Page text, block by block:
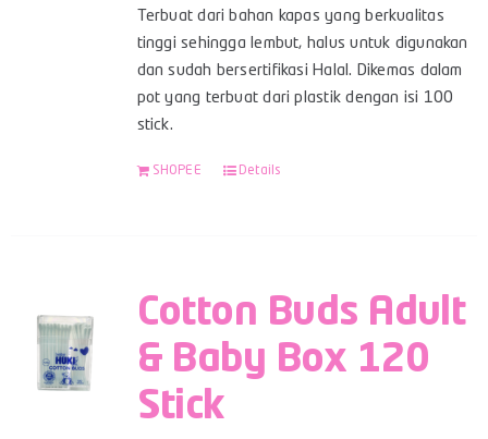
Terbuat dari bahan kapas yang berkualitas
tinggi sehingga lembut, halus untuk digunakan
dan sudah bersertifikasi Halal. Dikemas dalam
pot yang terbuat dari plastik dengan isi 100
stick.
SHOPEE Details
Cotton Buds Adult
& Baby Box 120
Stick